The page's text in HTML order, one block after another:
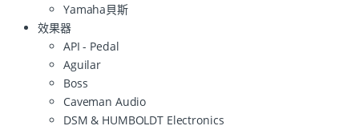
Yamaha貝斯
效果器
API - Pedal
Aguilar
Boss
Caveman Audio
DSM & HUMBOLDT Electronics